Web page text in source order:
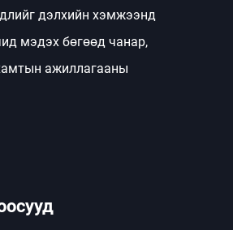
дэлхийн хэмжээнд
мэдэх бөгөөд чанар,
ажиллагааны